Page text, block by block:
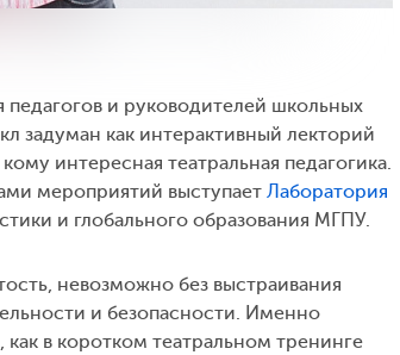
педагогов и руководителей школьных
задуман как интерактивный лекторий
интересная театральная педагогика.
мероприятий выступает Лаборатория
и глобального образования МГПУ.
невозможно без выстраивания
и безопасности. Именно
в коротком театральном тренинге